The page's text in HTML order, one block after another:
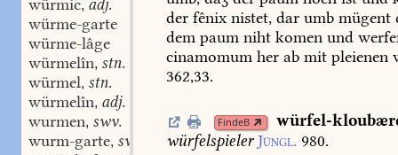
würmic, adj.
würme-garte
würme-lâge
würmelîn, stn.
würmel, stn.
würmelîn, adj.
wurmen, swv.
wurm-garte, swm.
der fênix nistet, dar umb mügent
dem paum niht komen und
cinamomum her ab mit pleienen
362,33.
FindeB
würfel-
würfelspieler Jüngl. 980.